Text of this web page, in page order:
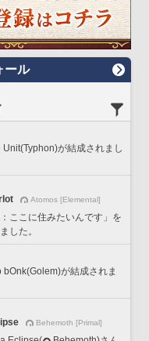
ール
Unit(Typhon)が結成されまし
Atomos [Elemental]
：ここに住みたいんです」を
した。
bOnk(Golem)が結成されま
Behemoth [Primal]